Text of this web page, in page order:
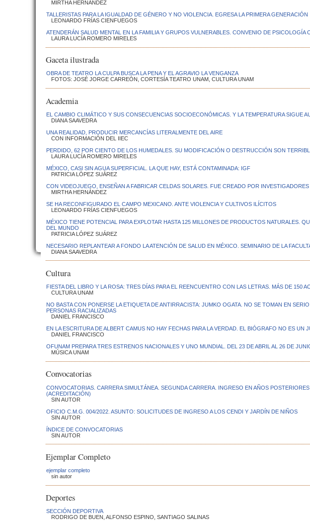
MIRTHA HERNÁNDEZ
TALLERISTAS PARA LA IGUALDAD DE GÉNERO Y NO VIOLENCIA. EGRESA LA PRIMERA GENERACIÓN
LEONARDO FRÍAS CIENFUEGOS
ATENDERÁN SALUD MENTAL EN LA FAMILIA Y GRUPOS VULNERABLES. CONVENIO DE PSICOLOGÍA
LAURA LUCÍA ROMERO MIRELES
Gaceta ilustrada
OBRA DE TEATRO LA CULPA BUSCA LA PENA Y EL AGRAVIO LA VENGANZA
FOTOS: JOSÉ JORGE CARREÓN, CORTESÍA TEATRO UNAM, CULTURA UNAM
Academia
EL CAMBIO CLIMÁTICO Y SUS CONSECUENCIAS SOCIOECONÓMICAS. Y LA TEMPERATURA SIGUE
DIANA SAAVEDRA
UNA REALIDAD, PRODUCIR MERCANCÍAS LITERALMENTE DEL AIRE
CON INFORMACIÓN DEL IIEC
PERDIDO, 62 POR CIENTO DE LOS HUMEDALES. SU MODIFICACIÓN O DESTRUCCIÓN SON
LAURA LUCÍA ROMERO MIRELES
MÉXICO, CASI SIN AGUA SUPERFICIAL. LA QUE HAY, ESTÁ CONTAMINADA: IGF
PATRICIA LÓPEZ SUÁREZ
CON VIDEOJUEGO, ENSEÑAN A FABRICAR CELDAS SOLARES. FUE CREADO POR INVESTIGADORES
MIRTHA HERNÁNDEZ
SE HA RECONFIGURADO EL CAMPO MEXICANO. ANTE VIOLENCIA Y CULTIVOS ILÍCITOS
LEONARDO FRÍAS CIENFUEGOS
MÉXICO TIENE POTENCIAL PARA EXPLOTAR HASTA 125 MILLONES DE PRODUCTOS NATURALES.
DEL MUNDO
PATRICIA LÓPEZ SUÁREZ
NECESARIO REPLANTEAR A FONDO LA ATENCIÓN DE SALUD EN MÉXICO. SEMINARIO DE LA
DIANA SAAVEDRA
Cultura
FIESTA DEL LIBRO Y LA ROSA: TRES DÍAS PARA EL REENCUENTRO CON LAS LETRAS. MÁS DE 150
CULTURA UNAM
NO BASTA CON PONERSE LA ETIQUETA DE ANTIRRACISTA: JUMKO OGATA. NO SE TOMAN EN
PERSONAS RACIALIZADAS
DANIEL FRANCISCO
EN LA ESCRITURA DE ALBERT CAMUS NO HAY FECHAS PARA LA VERDAD. EL BIÓGRAFO NO ES UN
DANIEL FRANCISCO
OFUNAM PREPARA TRES ESTRENOS NACIONALES Y UNO MUNDIAL. DEL 23 DE ABRIL AL 26 DE
MÚSICA UNAM
Convocatorias
CONVOCATORIAS. CARRERA SIMULTÁNEA. SEGUNDA CARRERA. INGRESO EN AÑOS
(ACREDITACIÓN)
SIN AUTOR
OFICIO C.M.G. 004/2022. ASUNTO: SOLICITUDES DE INGRESO A LOS CENDI Y JARDÍN DE NIÑOS
SIN AUTOR
ÍNDICE DE CONVOCATORIAS
SIN AUTOR
Ejemplar Completo
ejemplar completo
sin autor
Deportes
SECCIÓN DEPORTIVA
RODRIGO DE BUEN, ALFONSO ESPINO, SANTIAGO SALINAS